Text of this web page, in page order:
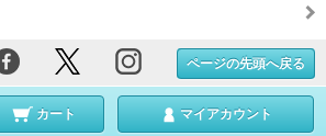
ページの先頭へ戻る
カート マイアカウント